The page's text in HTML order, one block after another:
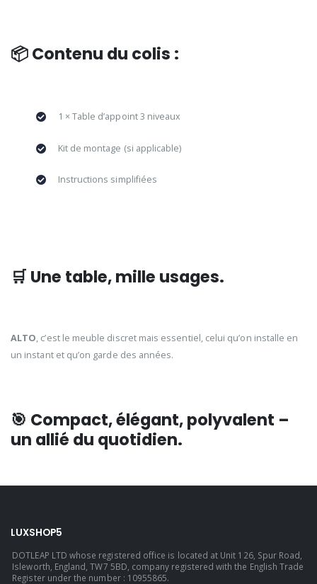
📦 Contenu du colis :
1 × Table d’appoint 3 niveaux
Kit de montage (si applicable)
Instructions simplifiées
🛒 Une table, mille usages.
ALTO, c’est le meuble discret mais essentiel, celui qu’on installe en
un instant et qu’on garde des années.
🎯 Compact, élégant, polyvalent –
un allié du quotidien.
LUXSHOP5
DOTLEAP LTD whose registered office is located at Unit 126, Spur Road,
Isleworth, England, TW7 5BD, company registered with the English Trade
Register under the number : 10955865.